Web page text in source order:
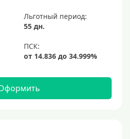
Льготный период:
55 дн.